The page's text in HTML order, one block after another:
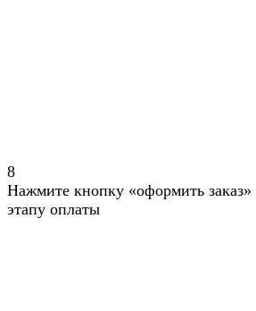
8
Нажмите кнопку «оформить заказ»
этапу оплаты